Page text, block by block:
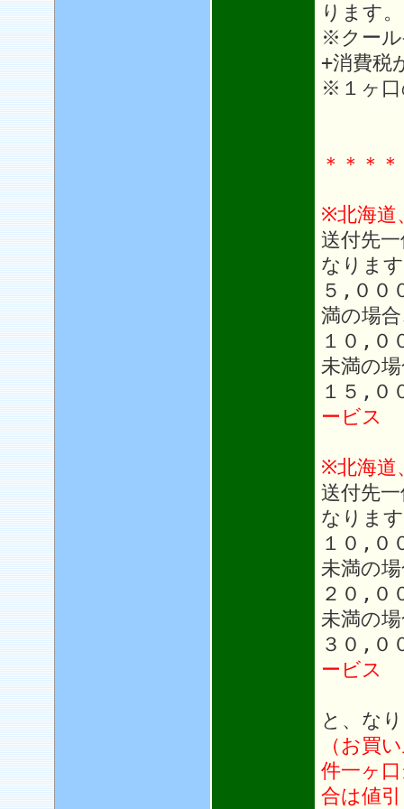
ります。
※クール
+消費税
※１ヶ口
＊＊＊
※北海道
送付先
なりま
５,００
満の場
１０,０
未満の
１５,０
ービス
※北海道
送付先
なりま
１０,０
未満の
２０,０
未満の
３０,０
ービス
と、な
（お買
件一ヶ
合は値